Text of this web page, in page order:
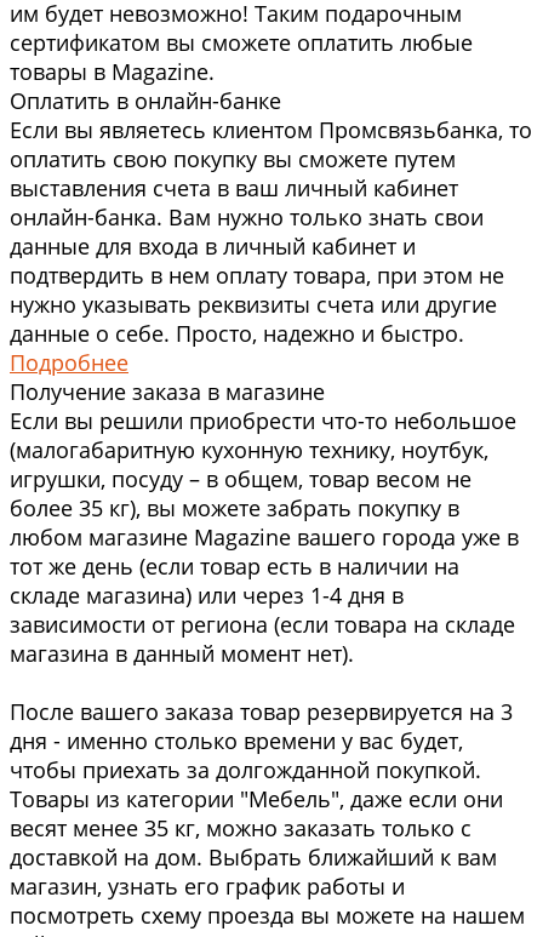
им будет невозможно! Таким подарочным
сертификатом вы сможете оплатить любые
товары в Magazine.
Оплатить в онлайн-банке
Если вы являетесь клиентом Промсвязьбанка, то
оплатить свою покупку вы сможете путем
выставления счета в ваш личный кабинет
онлайн-банка. Вам нужно только знать свои
данные для входа в личный кабинет и
подтвердить в нем оплату товара, при этом не
нужно указывать реквизиты счета или другие
данные о себе. Просто, надежно и быстро.
Подробнее
Получение заказа в магазине
Если вы решили приобрести что-то небольшое
(малогабаритную кухонную технику, ноутбук,
игрушки, посуду – в общем, товар весом не
более 35 кг), вы можете забрать покупку в
любом магазине Magazine вашего города уже в
тот же день (если товар есть в наличии на
складе магазина) или через 1-4 дня в
зависимости от региона (если товара на складе
магазина в данный момент нет).
После вашего заказа товар резервируется на 3
дня - именно столько времени у вас будет,
чтобы приехать за долгожданной покупкой.
Товары из категории "Мебель", даже если они
весят менее 35 кг, можно заказать только с
доставкой на дом. Выбрать ближайший к вам
магазин, узнать его график работы и
посмотреть схему проезда вы можете на нашем